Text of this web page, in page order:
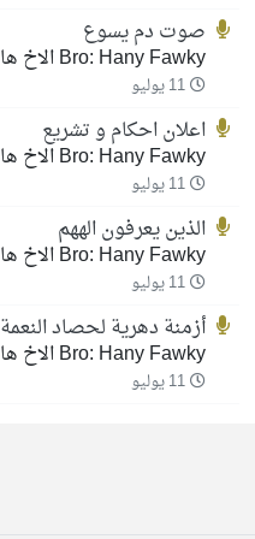
صوت دم يسوع
Bro: Hany Fawky الاخ هانى فوقى
11 يوليو
اعلان احكام و تشريع
Bro: Hany Fawky الاخ هانى فوقى
11 يوليو
الذين يعرفون الههم
Bro: Hany Fawky الاخ هانى فوقى
11 يوليو
أزمنة دهرية لحصاد النعمة
Bro: Hany Fawky الاخ هانى فوقى
11 يوليو